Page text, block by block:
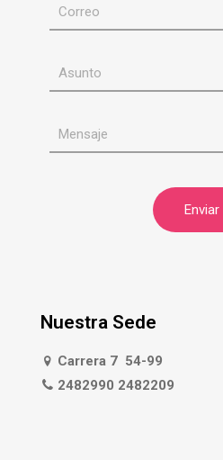
Nuestra Sede
Carrera 7 54-99
2482990 2482209